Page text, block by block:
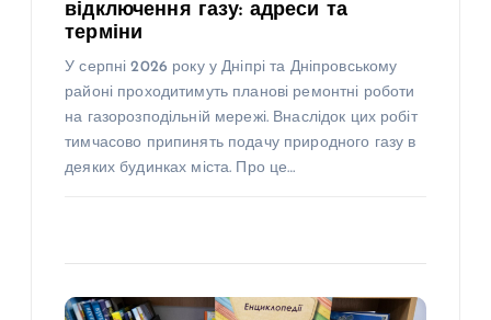
відключення газу: адреси та
терміни
У серпні 2026 року у Дніпрі та Дніпровському
районі проходитимуть планові ремонтні роботи
на газорозподільній мережі. Внаслідок цих робіт
тимчасово припинять подачу природного газу в
деяких будинках міста. Про це…